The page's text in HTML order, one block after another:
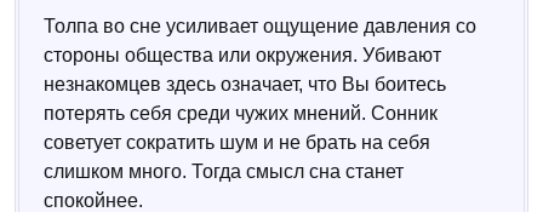
Толпа во сне усиливает ощущение давления со
стороны общества или окружения. Убивают
незнакомцев здесь означает, что Вы боитесь
потерять себя среди чужих мнений. Сонник
советует сократить шум и не брать на себя
слишком много. Тогда смысл сна станет
спокойнее.